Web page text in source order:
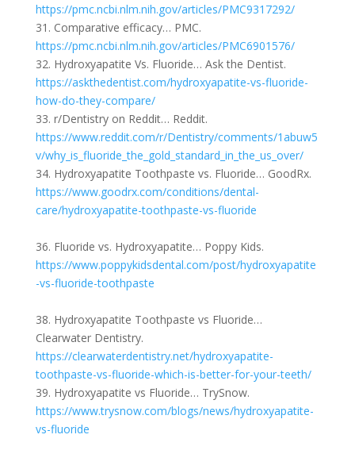
https://pmc.ncbi.nlm.nih.gov/articles/PMC9317292/
31. Comparative efficacy… PMC.
https://pmc.ncbi.nlm.nih.gov/articles/PMC6901576/
32. Hydroxyapatite Vs. Fluoride… Ask the Dentist.
https://askthedentist.com/hydroxyapatite-vs-fluoride-
how-do-they-compare/
33. r/Dentistry on Reddit… Reddit.
https://www.reddit.com/r/Dentistry/comments/1abuw5
v/why_is_fluoride_the_gold_standard_in_the_us_over/
34. Hydroxyapatite Toothpaste vs. Fluoride… GoodRx.
https://www.goodrx.com/conditions/dental-
care/hydroxyapatite-toothpaste-vs-fluoride
36. Fluoride vs. Hydroxyapatite… Poppy Kids.
https://www.poppykidsdental.com/post/hydroxyapatite
-vs-fluoride-toothpaste
38. Hydroxyapatite Toothpaste vs Fluoride…
Clearwater Dentistry.
https://clearwaterdentistry.net/hydroxyapatite-
toothpaste-vs-fluoride-which-is-better-for-your-teeth/
39. Hydroxyapatite vs Fluoride… TrySnow.
https://www.trysnow.com/blogs/news/hydroxyapatite-
vs-fluoride